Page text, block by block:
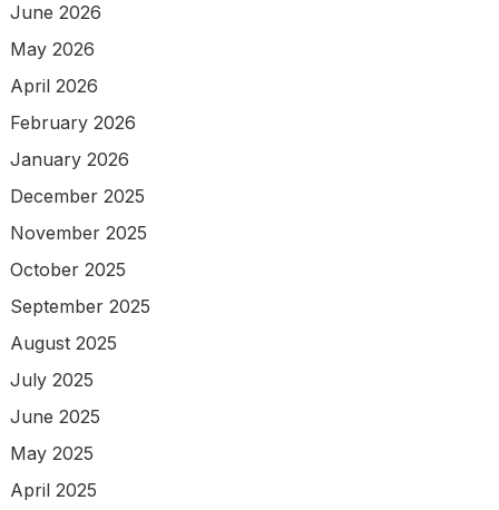
June 2026
May 2026
April 2026
February 2026
January 2026
December 2025
November 2025
October 2025
September 2025
August 2025
July 2025
June 2025
May 2025
April 2025